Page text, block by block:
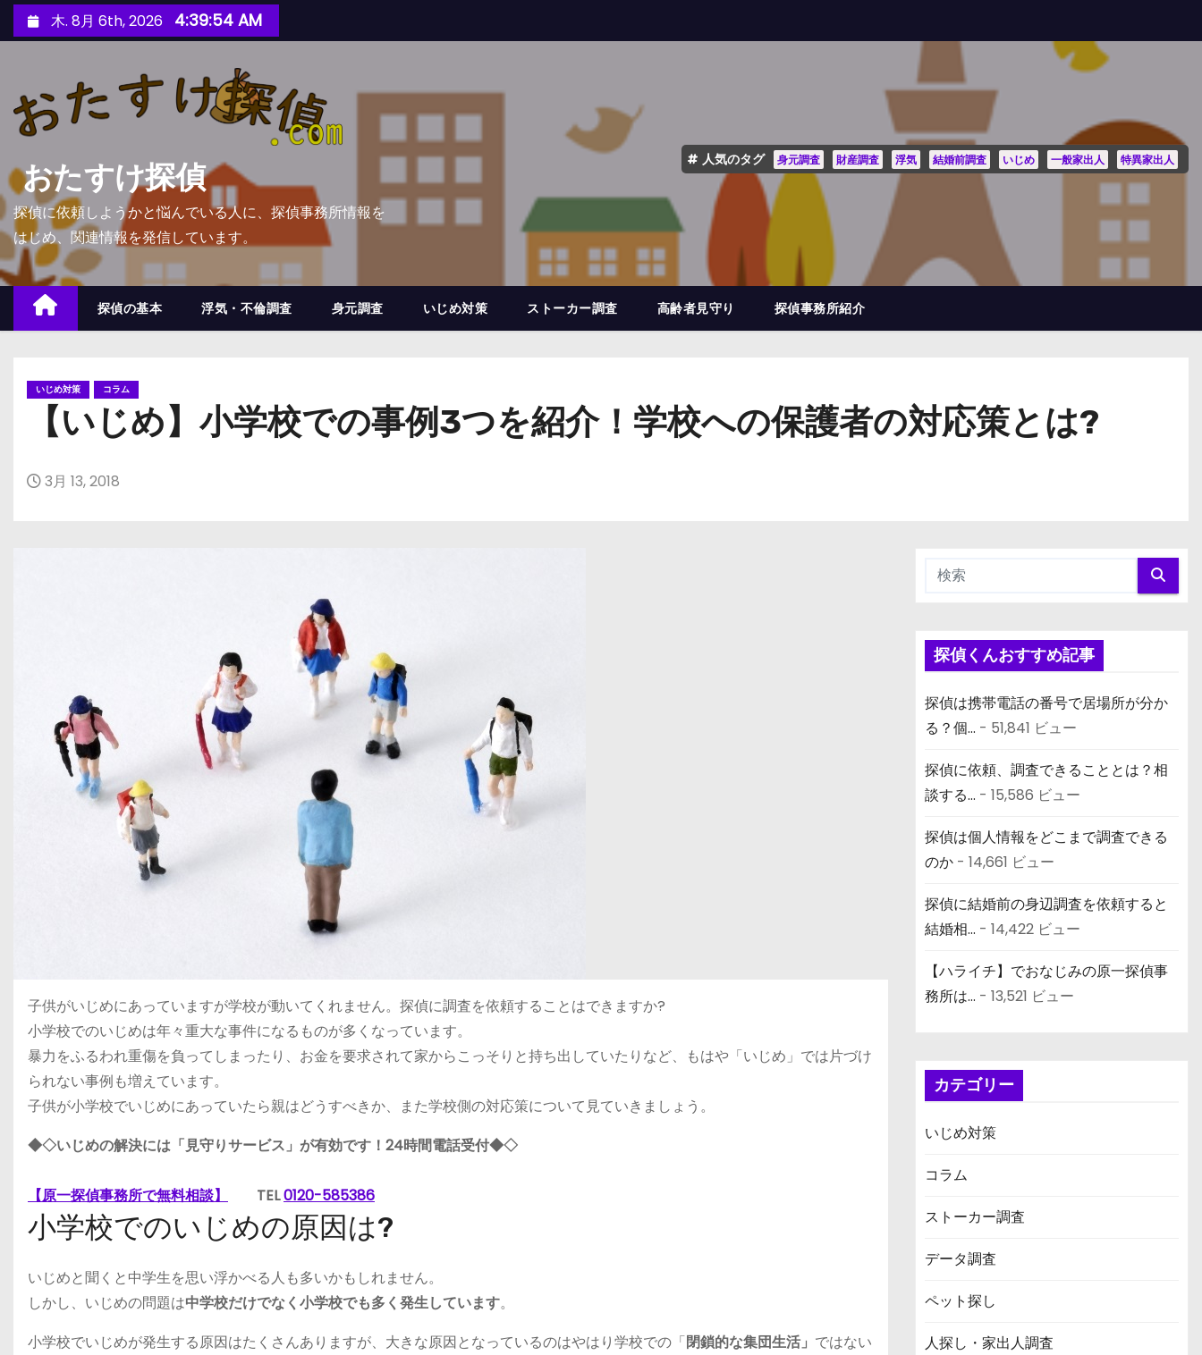
ン
キ
ッ
プ
木. 8月 6th, 2026 4:39:55 AM
おたすけ探偵
探偵に依頼しようかと悩んでいる人に、探偵事務所情報を
はじめ、関連情報を発信しています。
人気のタグ 身元調査 財産調査 浮気 結婚前調査 いじめ 一般家出人 特異家出人
探偵の基本 浮気・不倫調査 身元調査 いじめ対策 ストーカー調査 高齢者見守り 探偵事務所紹介
いじめ対策 コラム
【いじめ】小学校での事例3つを紹介！学校への保護者の対応策とは?
3月 13, 2018
子供がいじめにあっていますが学校が動いてくれません。探偵に調査を依頼することはできますか?
小学校でのいじめは年々重大な事件になるものが多くなっています。
暴力をふるわれ重傷を負ってしまったり、お金を要求されて家からこっそりと持ち出していたりなど、もはや「いじめ」では片づけ
られない事例も増えています。
子供が小学校でいじめにあっていたら親はどうすべきか、また学校側の対応策について見ていきましょう。
◆◇いじめの解決には「見守りサービス」が有効です！24時間電話受付◆◇
【原一探偵事務所で無料相談】 TEL0120-585386
小学校でのいじめの原因は?
いじめと聞くと中学生を思い浮かべる人も多いかもしれません。
しかし、いじめの問題は中学校だけでなく小学校でも多く発生しています。
小学校でいじめが発生する原因はたくさんありますが、大きな原因となっているのはやはり学校での「閉鎖的な集団生活」 ではない
探偵くんおすすめ記事
探偵は携帯電話の番号で居場所が分か
る？個... - 51,841 ビュー
探偵に依頼、調査できることとは？相
談する... - 15,586 ビュー
探偵は個人情報をどこまで調査できる
のか - 14,661 ビュー
探偵に結婚前の身辺調査を依頼すると
結婚相... - 14,422 ビュー
【ハライチ】でおなじみの原一探偵事
務所は... - 13,521 ビュー
カテゴリー
いじめ対策
コラム
ストーカー調査
データ調査
ペット探し
人探し・家出人調査